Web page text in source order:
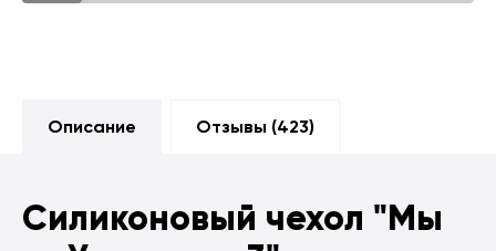
Описание Отзывы (423)
Силиконовый чехол "Мы